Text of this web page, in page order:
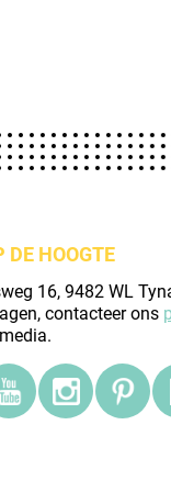
DE HOOGTE
16, 9482 WL
contacteer ons